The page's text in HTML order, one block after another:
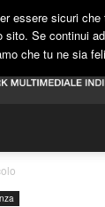
essere sicuri
sito. Se continui
che tu ne sia